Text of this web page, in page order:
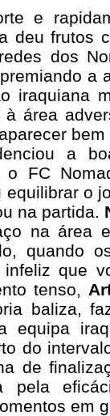
e
deu frutos
dos
a
iraquiana
área
a
o FC
o
na partida.
na área
quando
infeliz que
tenso,
baliza,
equipa
do
de
pela
em